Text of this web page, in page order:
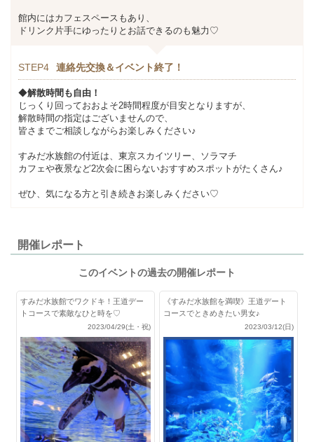
館内にはカフェスペースもあり、
ドリンク片手にゆったりとお話できるのも魅力♡
STEP4 連絡先交換＆イベント終了！
◆解散時間も自由！
じっくり回っておおよそ2時間程度が目安となりますが、
解散時間の指定はございませんので、
皆さまでご相談しながらお楽しみください♪
すみだ水族館の付近は、東京スカイツリー、ソラマチ
カフェや夜景など2次会に困らないおすすめスポットがたくさん♪
ぜひ、気になる方と引き続きお楽しみください♡
開催レポート
このイベントの過去の開催レポート
すみだ水族館でワクドキ！王道デー
トコースで素敵なひと時を♡
2023/04/29(土・祝)
《すみだ水族館を満喫》王道デート
コースでときめきたい男女♪
2023/03/12(日)